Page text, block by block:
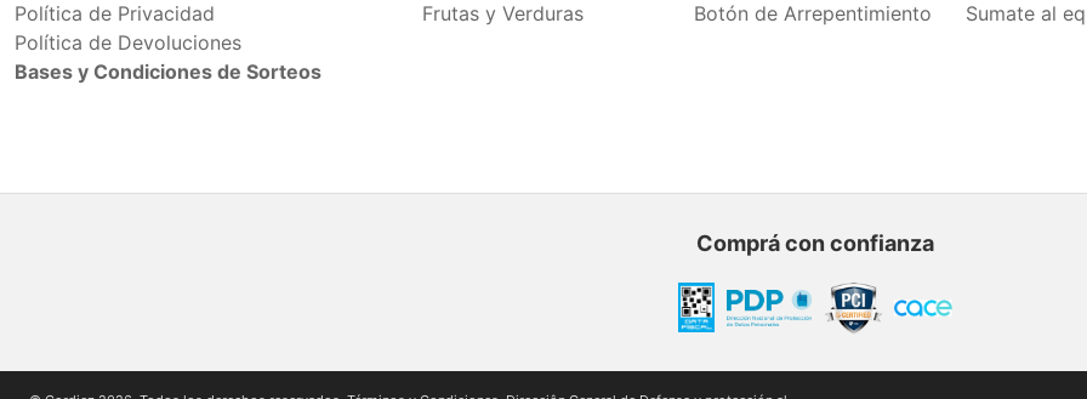
Política de Privacidad
Política de Devoluciones
Bases y Condiciones de Sorteos
Frutas y Verduras
Botón de Arrepentimiento
Sumate al
Comprá con confianza